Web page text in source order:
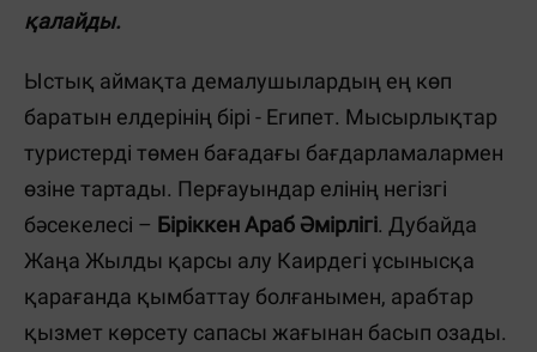
қалайды.
Ыстық аймақта демалушылардың ең көп
баратын елдерінің бірі - Египет. Мысырлықтар
туристерді төмен бағадағы бағдарламалармен
өзіне тартады. Перғауындар елінің негізгі
бәсекелесі – Біріккен Араб Әмірлігі. Дубайда
Жаңа Жылды қарсы алу Каирдегі ұсынысқа
қарағанда қымбаттау болғанымен, арабтар
қызмет көрсету сапасы жағынан басып озады.